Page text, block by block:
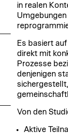
in realen
Es basiert
direkt mit
Prozesse
denjenigen
Von den
Aktive